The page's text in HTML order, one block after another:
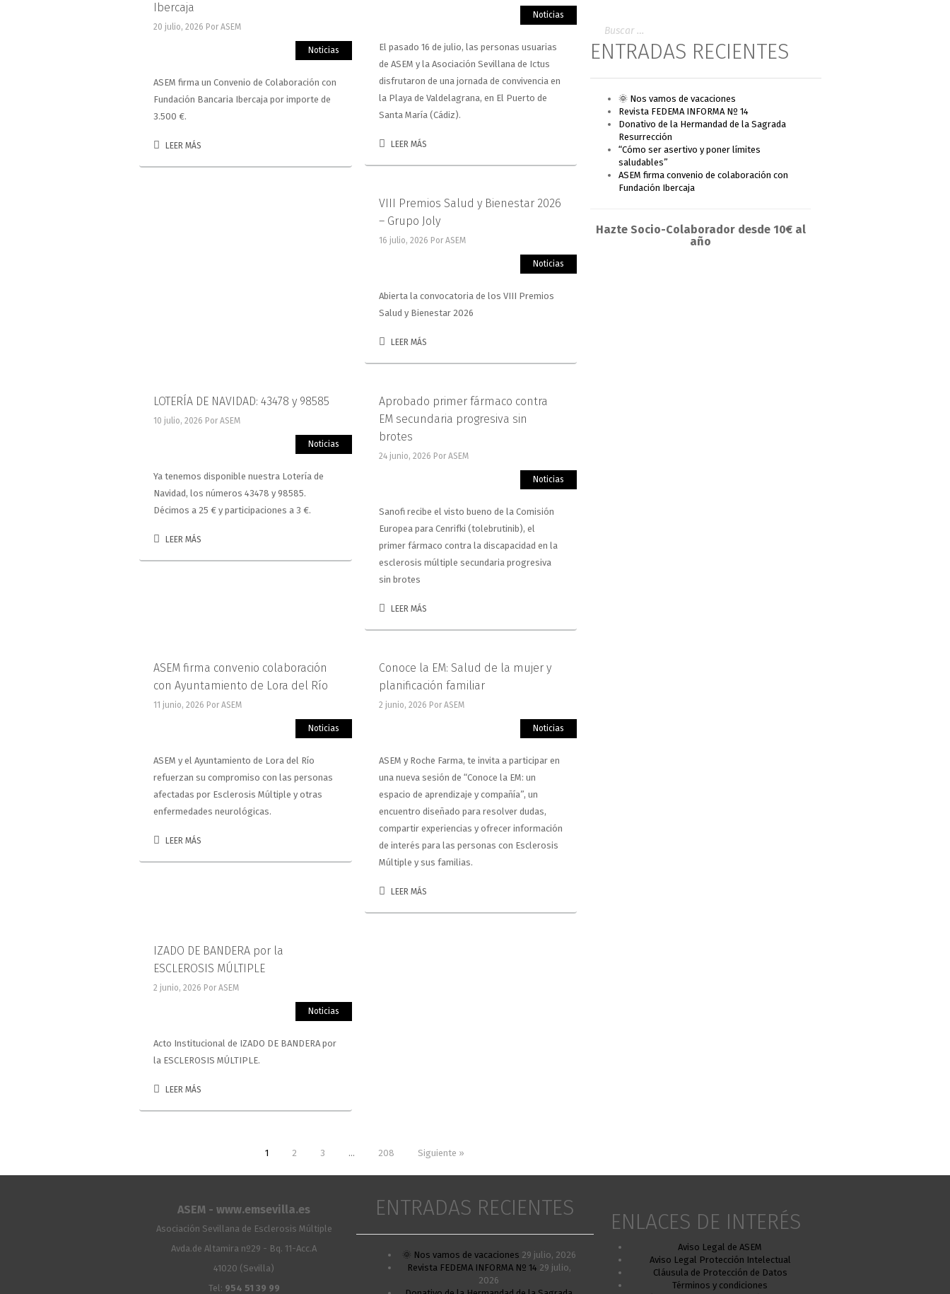
Ibercaja
20 julio, 2026 Por ASEM
Noticias
ASEM firma un Convenio de Colaboración con
Fundación Bancaria Ibercaja por importe de
3.500 €.
LEER MÁS
Noticias
El pasado 16 de julio, las personas usuarias
de ASEM y la Asociación Sevillana de Ictus
disfrutaron de una jornada de convivencia en
la Playa de Valdelagrana, en El Puerto de
Santa María (Cádiz).
LEER MÁS
VIII Premios Salud y Bienestar 2026
– Grupo Joly
16 julio, 2026 Por ASEM
Noticias
Abierta la convocatoria de los VIII Premios
Salud y Bienestar 2026
LEER MÁS
LOTERÍA DE NAVIDAD: 43478 y 98585
10 julio, 2026 Por ASEM
Noticias
Ya tenemos disponible nuestra Lotería de
Navidad, los números 43478 y 98585.
Décimos a 25 € y participaciones a 3 €.
LEER MÁS
Aprobado primer fármaco contra
EM secundaria progresiva sin
brotes
24 junio, 2026 Por ASEM
Noticias
Sanofi recibe el visto bueno de la Comisión
Europea para Cenrifki (tolebrutinib), el
primer fármaco contra la discapacidad en la
esclerosis múltiple secundaria progresiva
sin brotes
LEER MÁS
ASEM firma convenio colaboración
con Ayuntamiento de Lora del Río
11 junio, 2026 Por ASEM
Noticias
ASEM y el Ayuntamiento de Lora del Río
refuerzan su compromiso con las personas
afectadas por Esclerosis Múltiple y otras
enfermedades neurológicas.
LEER MÁS
Conoce la EM: Salud de la mujer y
planificación familiar
2 junio, 2026 Por ASEM
Noticias
ASEM y Roche Farma, te invita a participar en
una nueva sesión de “Conoce la EM: un
espacio de aprendizaje y compañía”, un
encuentro diseñado para resolver dudas,
compartir experiencias y ofrecer información
de interés para las personas con Esclerosis
Múltiple y sus familias.
LEER MÁS
IZADO DE BANDERA por la
ESCLEROSIS MÚLTIPLE
2 junio, 2026 Por ASEM
Noticias
Acto Institucional de IZADO DE BANDERA por
la ESCLEROSIS MÚLTIPLE.
LEER MÁS
1 2 3 … 208 Siguiente »
ENTRADAS RECIENTES
🌞 Nos vamos de vacaciones
Revista FEDEMA INFORMA Nº 14
Donativo de la Hermandad de la Sagrada
Resurrección
“Cómo ser asertivo y poner límites
saludables”
ASEM firma convenio de colaboración con
Fundación Ibercaja
Hazte Socio-Colaborador desde 10€ al
año
ASEM - www.emsevilla.es
Asociación Sevillana de Esclerosis Múltiple
Avda.de Altamira nº29 - Bq. 11-Acc.A
41020 (Sevilla)
Tel: 954 51 39 99
ENTRADAS RECIENTES
🌞 Nos vamos de vacaciones 29 julio, 2026
Revista FEDEMA INFORMA Nº 14 29 julio,
2026
ENLACES DE INTERÉS
Aviso Legal de ASEM
Aviso Legal Protección Intelectual
Cláusula de Protección de Datos
Términos y condiciones